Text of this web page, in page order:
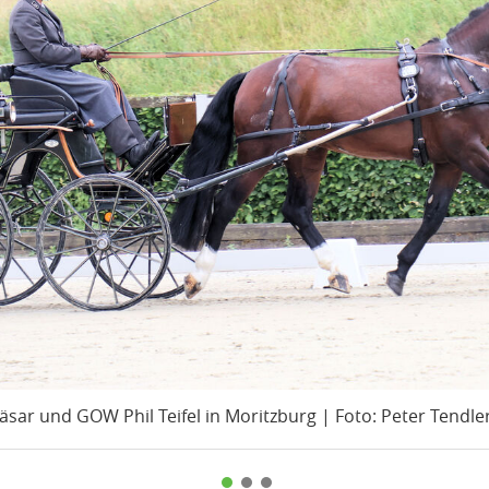
und GOW Phil Teifel in Moritzburg | Foto: Peter